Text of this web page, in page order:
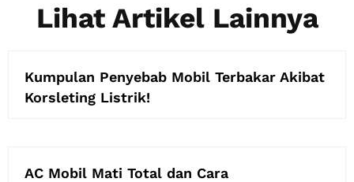
Lihat Artikel Lainnya
Kumpulan Penyebab Mobil Terbakar Akibat
Korsleting Listrik!
AC Mobil Mati Total dan Cara